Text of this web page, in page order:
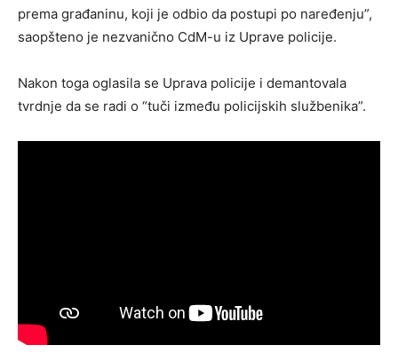
prema građaninu, koji je odbio da postupi po naređenju”,
saopšteno je nezvanično CdM-u iz Uprave policije.
Nakon toga oglasila se Uprava policije i demantovala
tvrdnje da se radi o “tuči između policijskih službenika”.